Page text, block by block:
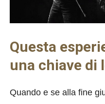
Questa
una chiave di
Quando e se alla fine